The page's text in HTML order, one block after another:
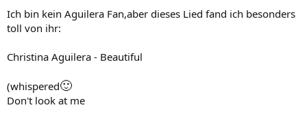
Ich bin kein Aguilera Fan,aber dieses Lied fand ich besonders
toll von ihr:
Christina Aguilera - Beautiful
(whispered🙂
Don't look at me